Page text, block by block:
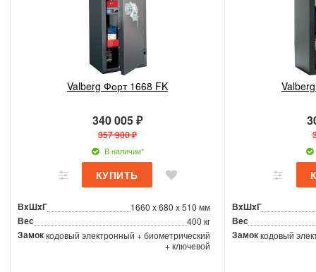
Valberg Форт 1668 FK
340 005 ₽
357 900 ₽
В наличии*
ВxШxГ 1660 x 680 x 510 мм
Вес 400 кг
Замоккодовый электронный + биометрический
+ ключевой
ВxШxГ
Вес
Замоккодовый